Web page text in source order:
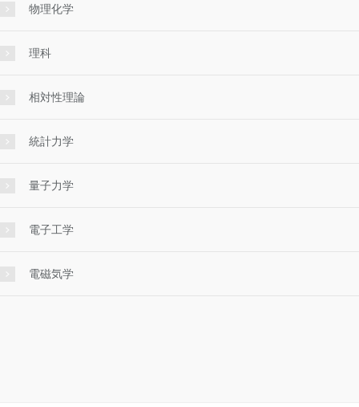
物理化学
理科
相対性理論
統計力学
量子力学
電子工学
電磁気学